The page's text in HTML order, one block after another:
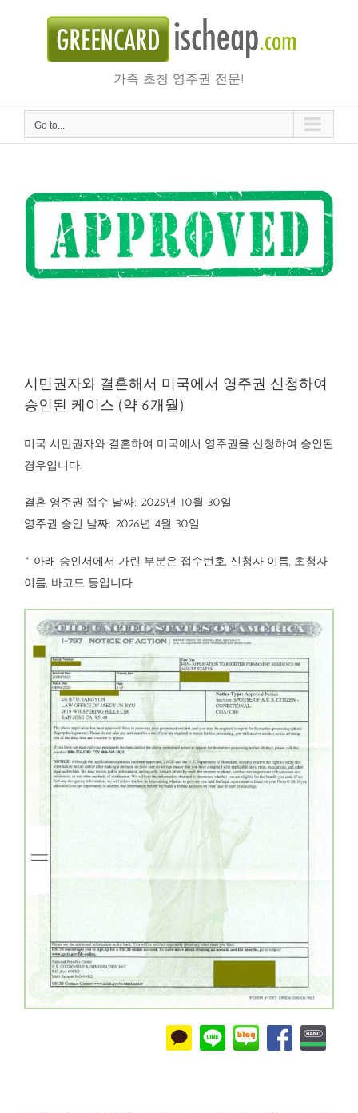
가족 초청 영주권 전문!
Go to...
시민권자와 결혼해서 미국에서 영주권 신청하여
승인된 케이스 (약 6개월)
미국 시민권자와 결혼하여 미국에서 영주권을 신청하여 승인된
경우입니다.
결혼 영주권 접수 날짜: 2025년 10월 30일
영주권 승인 날짜: 2026년 4월 30일
* 아래 승인서에서 가린 부분은 접수번호, 신청자 이름, 초청자
이름, 바코드 등입니다.